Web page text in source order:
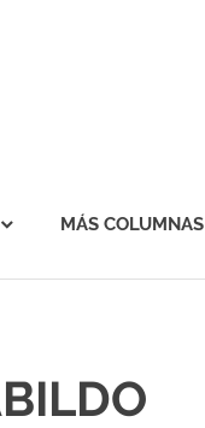
MÁS COLUMNAS